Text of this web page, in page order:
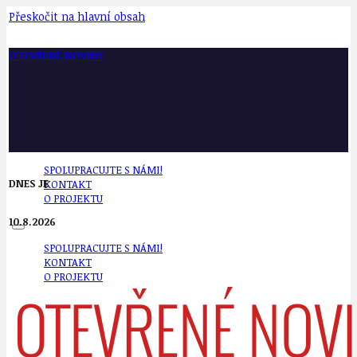
Přeskočit na hlavní obsah
OTEVŘENÉ NOVINY
SPOLUPRACUJTE S NÁMI!
KONTAKT
O PROJEKTU
SPOLUPRACUJTE S NÁMI!
KONTAKT
O PROJEKTU
DNES JE
10.8.2026